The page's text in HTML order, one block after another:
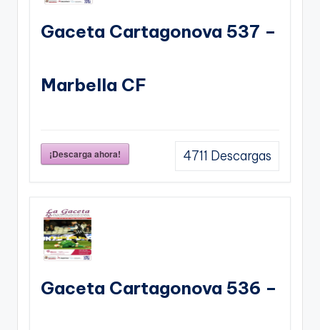
Gaceta Cartagonova 537 –
Marbella CF
¡Descarga ahora! 4711 Descargas
Gaceta Cartagonova 536 –